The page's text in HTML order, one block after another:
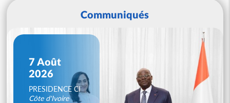
Communiqués
7 Août
2026
PRESIDENCE CI
Côte d'Ivoire